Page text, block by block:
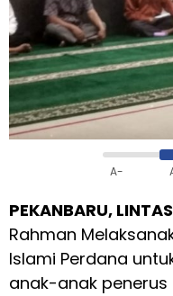
A-
PEKANBARU,
Rahman
Islami Perdana
anak-anak